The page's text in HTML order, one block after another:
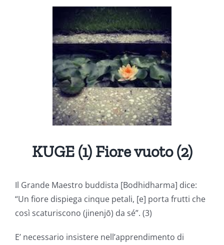
KUGE (1) Fiore vuoto (2)
Il Grande Maestro buddista [Bodhidharma] dice:
“Un fiore dispiega cinque petali, [e] porta frutti che
così scaturiscono (jinenjō) da sé”. (3)
E’ necessario insistere nell’apprendimento di